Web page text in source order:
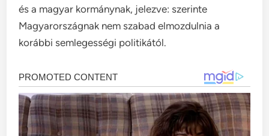
és a magyar kormánynak, jelezve: szerinte
Magyarországnak nem szabad elmozdulnia a
korábbi semlegességi politikától.